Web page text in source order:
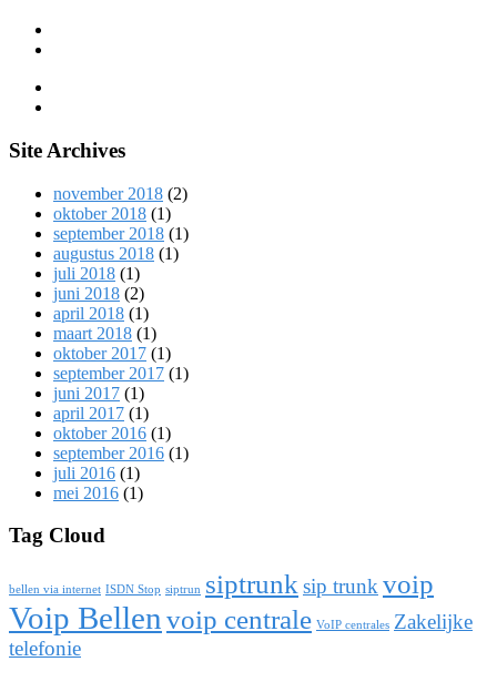
Site Archives
november 2018 (2)
oktober 2018 (1)
september 2018 (1)
augustus 2018 (1)
juli 2018 (1)
juni 2018 (2)
april 2018 (1)
maart 2018 (1)
oktober 2017 (1)
september 2017 (1)
juni 2017 (1)
april 2017 (1)
oktober 2016 (1)
september 2016 (1)
juli 2016 (1)
mei 2016 (1)
Tag Cloud
bellen via internet ISDN Stop siptrun siptrunk sip trunk voip
Voip Bellen voip centrale VoIP centrales Zakelijke
telefonie